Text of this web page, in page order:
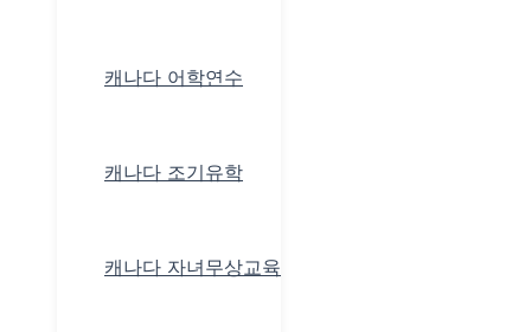
캐나다 어학연수
캐나다 조기유학
캐나다 자녀무상교육